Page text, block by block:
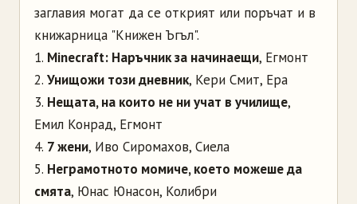
заглавия могат да се открият или поръчат и в
книжарница "Книжен Ъгъл".
1. Minecraft: Наръчник за начинаещи, Егмонт
2. Унищожи този дневник, Кери Смит, Ера
3. Нещата, на които не ни учат в училище,
Емил Конрад, Егмонт
4. 7 жени, Иво Сиромахов, Сиела
5. Неграмотното момиче, което можеше да
смята, Юнас Юнасон, Колибри